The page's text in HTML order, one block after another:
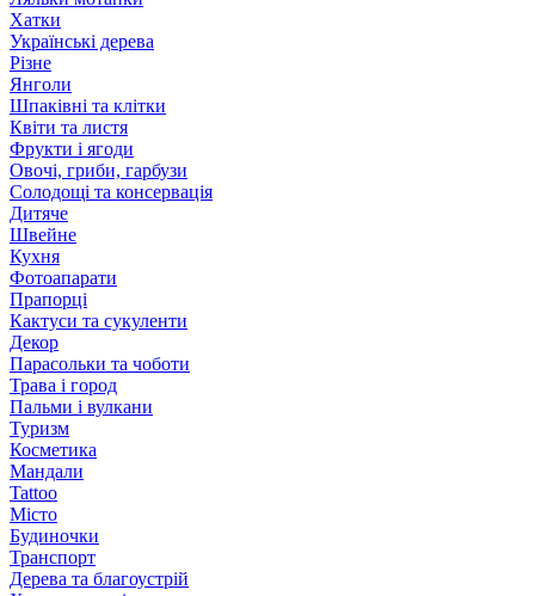
Хатки
Українські дерева
Різне
Янголи
Шпаківні та клітки
Квіти та листя
Фрукти і ягоди
Овочі, гриби, гарбузи
Солодощі та консервація
Дитяче
Швейне
Кухня
Фотоапарати
Прапорці
Кактуси та сукуленти
Декор
Парасольки та чоботи
Трава і город
Пальми і вулкани
Туризм
Косметика
Мандали
Tattoo
Місто
Будиночки
Транспорт
Дерева та благоустрій